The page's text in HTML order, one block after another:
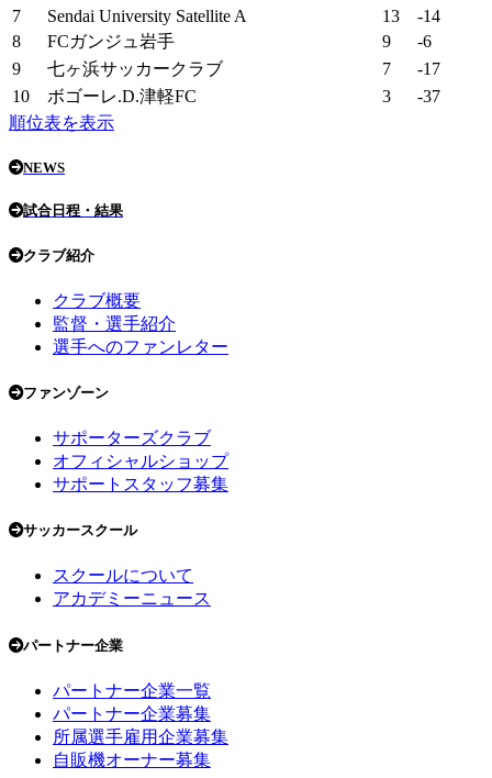
7
Sendai University Satellite A 13
-14
8
FCガンジュ岩手 9
-6
9
七ヶ浜サッカークラブ 7
-17
10
ボゴーレ.D.津軽FC 3
-37
順位表を表示
NEWS
試合日程・結果
クラブ紹介
クラブ概要
監督・選手紹介
選手へのファンレター
ファンゾーン
サポーターズクラブ
オフィシャルショップ
サポートスタッフ募集
サッカースクール
スクールについて
アカデミーニュース
パートナー企業
パートナー企業一覧
パートナー企業募集
所属選手雇用企業募集
自販機オーナー募集